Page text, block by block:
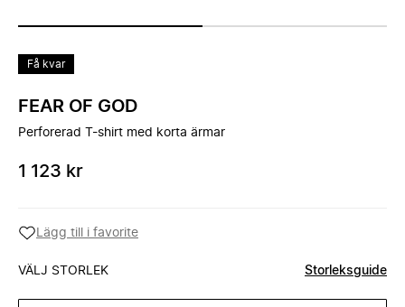
Få kvar
FEAR OF GOD
Perforerad T-shirt med korta ärmar
1 123 kr
Lägg till i favorite
VÄLJ STORLEK Storleksguide